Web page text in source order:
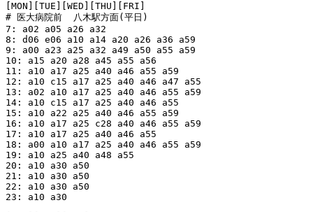
[MON][TUE][WED][THU][FRI]
# 医大病院前  八木駅方面(平日)
7: a02 a05 a26 a32
8: d06 e06 a10 a14 a20 a26 a36 a59
9: a00 a23 a25 a32 a49 a50 a55 a59
10: a15 a20 a28 a45 a55 a56
11: a10 a17 a25 a40 a46 a55 a59
12: a10 c15 a17 a25 a40 a46 a47 a55
13: a02 a10 a17 a25 a40 a46 a55 a59
14: a10 c15 a17 a25 a40 a46 a55
15: a10 a22 a25 a40 a46 a55 a59
16: a10 a17 a25 c28 a40 a46 a55 a59
17: a10 a17 a25 a40 a46 a55
18: a00 a10 a17 a25 a40 a46 a55 a59
19: a10 a25 a40 a48 a55
20: a10 a30 a50
21: a10 a30 a50
22: a10 a30 a50
23: a10 a30